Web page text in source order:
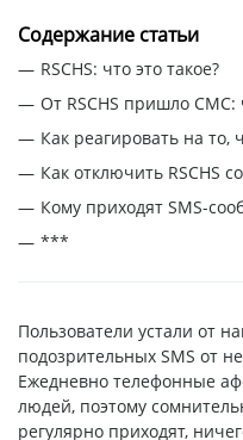
Содержание статьи
RSCHS: что это такое?
От RSCHS пришло СМС:
Как реагировать на то,
Как отключить RSCHS
Кому приходят SMS-
***
Пользователи устали от
подозрительных SMS от
Ежедневно телефонные
людей, поэтому
регулярно приходят,